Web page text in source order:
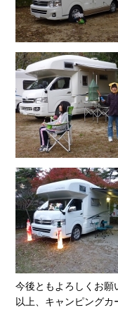
今後ともよろしくお願
以上、キャンピング